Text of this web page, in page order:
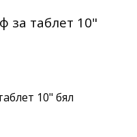
за таблет 10"
10" бял